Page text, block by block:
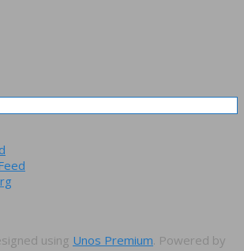
using Unos Premium. Powered by